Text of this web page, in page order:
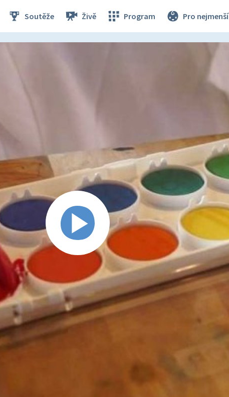
Soutěže Živě Program Pro nejmenší